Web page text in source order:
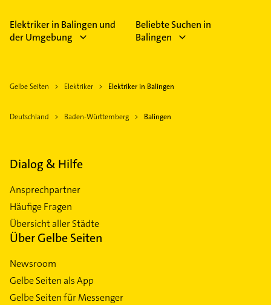
Elektriker in Balingen und
der Umgebung
Beliebte Suchen in
Balingen
Gelbe Seiten Elektriker Elektriker in Balingen
Deutschland Baden-Württemberg Balingen
Dialog & Hilfe
Ansprechpartner
Häufige Fragen
Übersicht aller Städte
Über Gelbe Seiten
Newsroom
Gelbe Seiten als App
Gelbe Seiten für Messenger